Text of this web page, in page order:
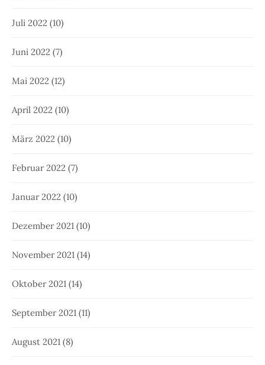
Juli 2022 (10)
Juni 2022 (7)
Mai 2022 (12)
April 2022 (10)
März 2022 (10)
Februar 2022 (7)
Januar 2022 (10)
Dezember 2021 (10)
November 2021 (14)
Oktober 2021 (14)
September 2021 (11)
August 2021 (8)